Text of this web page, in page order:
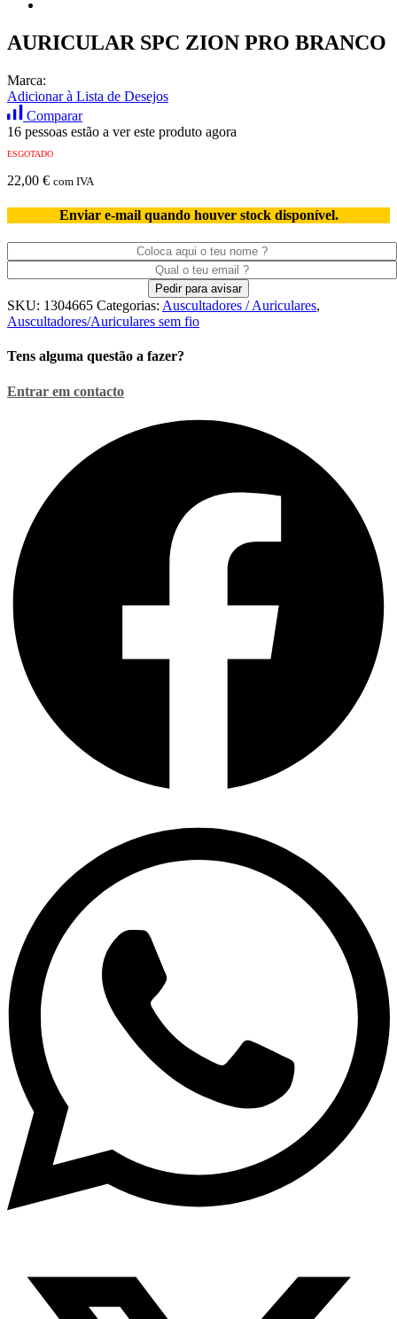
AURICULAR SPC ZION PRO BRANCO
Marca:
Adicionar à Lista de Desejos
Comparar
16 pessoas estão a ver este produto agora
ESGOTADO
22,00 € com IVA
Enviar e-mail quando houver stock disponível.
SKU: 1304665 Categorias: Auscultadores / Auriculares,
Auscultadores/Auriculares sem fio
Tens alguma questão a fazer?
Entrar em contacto